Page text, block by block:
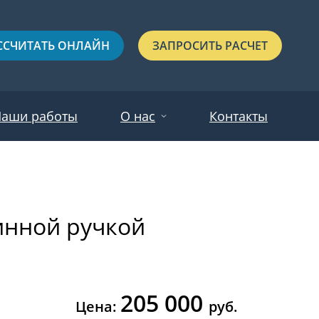
ОНЛАЙН ЗАПРОСИТЬ РАСЧЕТ
Зеленые
С выдавленным рисунком
работы О нас Контакты
ручкой
Цена: 205 000 руб.